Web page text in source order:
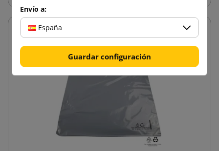
Envío a:
España
Guardar configuración